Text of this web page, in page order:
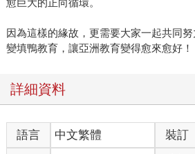
愈巨大的正向循環。
因為這樣的緣故，更需要大家一起共同
變填鴨教育，讓亞洲教育變得愈來愈好！
詳細資料
語言 中文繁體
裝訂